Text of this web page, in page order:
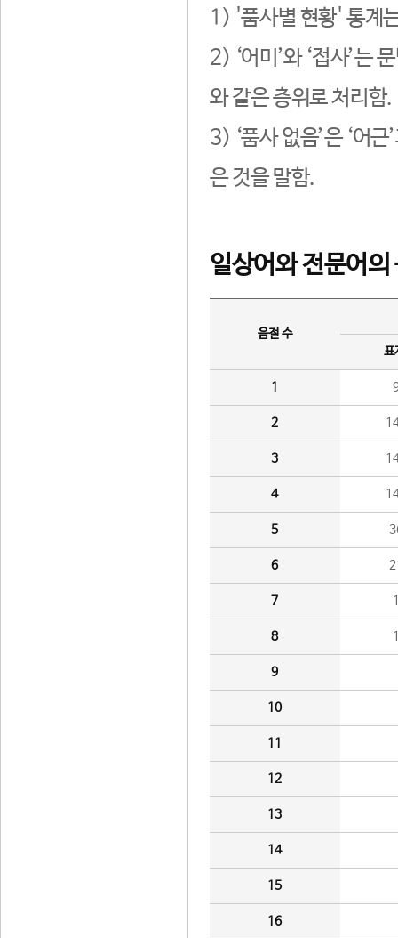
1) '품사별 현황' 통계
2) ‘어미’와 ‘접사’는
와 같은 층위로 처리함.
3) ‘품사 없음’은 ‘어
은 것을 말함.
일상어와 전문어의
음절 수
표
1
2
3
4
5
6
7
8
9
10
11
12
13
14
15
16